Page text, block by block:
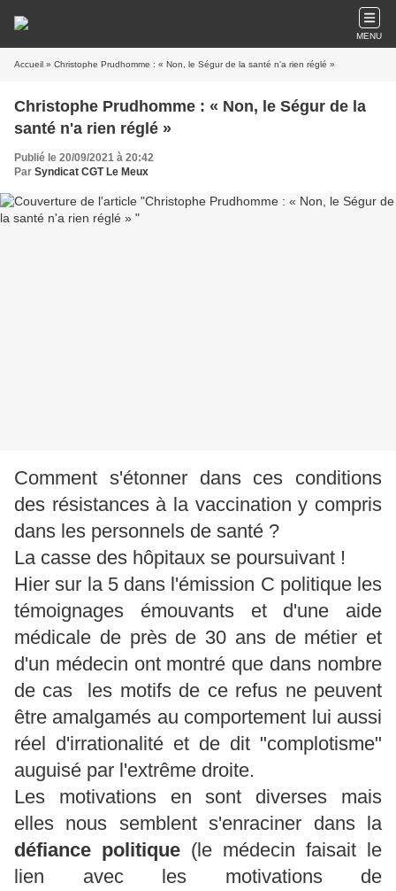
MENU
Accueil » Christophe Prudhomme : « Non, le Ségur de la santé n'a rien réglé »
Christophe Prudhomme : « Non, le Ségur de la
santé n'a rien réglé »
Publié le 20/09/2021 à 20:42
Par Syndicat CGT Le Meux
Comment s'étonner dans ces conditions
des résistances à la vaccination y compris
dans les personnels de santé ?
La casse des hôpitaux se poursuivant !
Hier sur la 5 dans l'émission C politique les
témoignages émouvants et d'une aide
médicale de près de 30 ans de métier et
d'un médecin ont montré que dans nombre
de cas les motifs de ce refus ne peuvent
être amalgamés au comportement lui aussi
réel d'irrationalité et de dit "complotisme"
auguisé par l'extrême droite.
Les motivations en sont diverses mais
elles nous semblent s'enraciner dans la
défiance politique (le médecin faisait le
lien avec les motivations de